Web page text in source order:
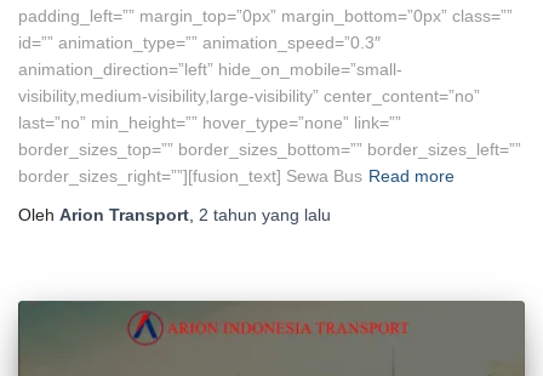
padding_left=”” margin_top=”0px” margin_bottom=”0px” class=””
id=”” animation_type=”” animation_speed=”0.3″
animation_direction=”left” hide_on_mobile=”small-
visibility,medium-visibility,large-visibility” center_content=”no”
last=”no” min_height=”” hover_type=”none” link=””
border_sizes_top=”” border_sizes_bottom=”” border_sizes_left=””
border_sizes_right=””][fusion_text] Sewa Bus Read more
Oleh Arion Transport 2 tahun yang lalu